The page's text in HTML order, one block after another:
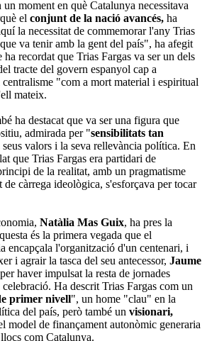
moment en què Catalunya necessitava
el conjunt de la nació avancés, ha
la necessitat de commemorar l'any Trias
va tenir amb la gent del país", ha afegit
recordat que Trias Fargas va ser un dels
tracte del govern espanyol cap a
"com a mort material i espiritual
mateix.
ha destacat que va ser una figura que
admirada per "sensibilitats tan
valors i la seva rellevància política. En
que Trias Fargas era partidari de
de la realitat, amb un pragmatisme
càrrega ideològica, s'esforçava per tocar
Natàlia Mas Guix, ha pres la
és la primera vegada que el
encapçala l'organització d'un centenari, i
i agrair la tasca del seu antecessor, Jaume
haver impulsat la resta de jornades
celebració. Ha descrit Trias Fargas com un
primer nivell", un home "clau" en la
del país, però també un visionari,
model de finançament autonòmic generaria
com Catalunya.